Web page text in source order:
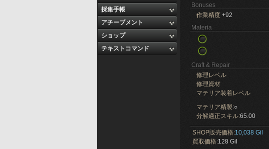
採集手帳
アチーブメント
ショップ
テキストコマンド
Bonuses
作業精度 +92
Materia
Craft & Repair
修理レベル
修理資材
マテリア装着レベル
マテリア精製:○
分解適正スキル:65.00
SHOP販売価格:10,038 Gil
買取価格:128 Gil